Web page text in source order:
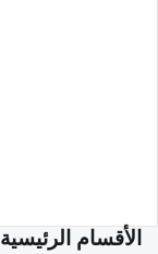
الأقسام الرئيسية